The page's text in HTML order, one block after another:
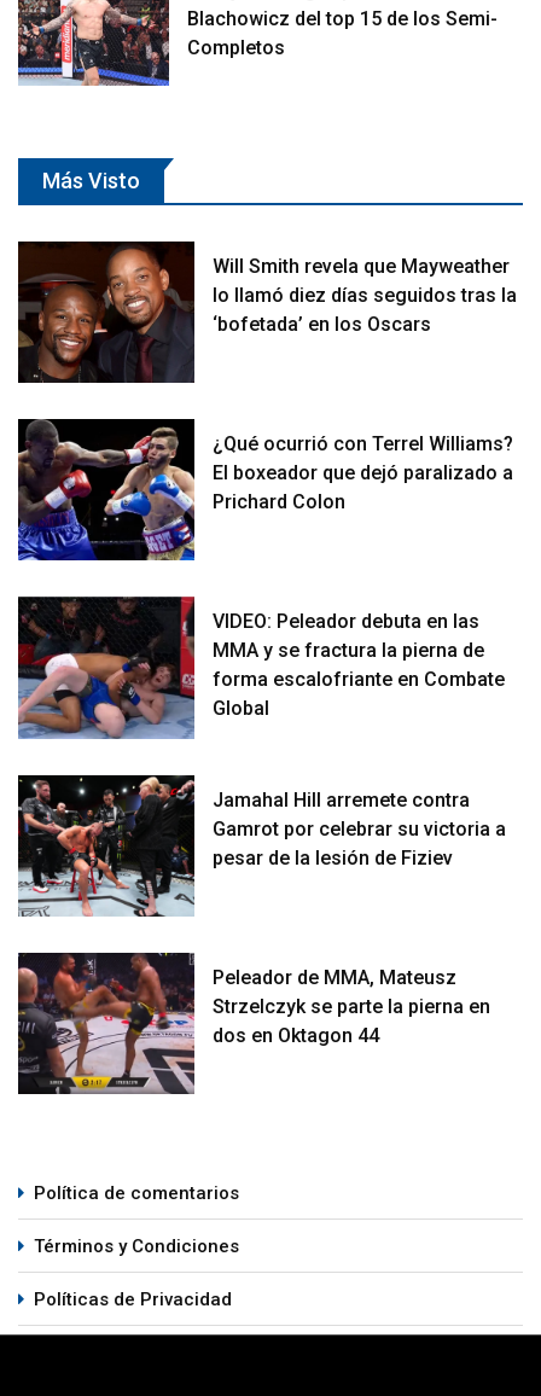
Blachowicz del top 15 de los Semi-
Completos
Más Visto
Will Smith revela que Mayweather
lo llamó diez días seguidos tras la
‘bofetada’ en los Oscars
¿Qué ocurrió con Terrel Williams?
El boxeador que dejó paralizado a
Prichard Colon
VIDEO: Peleador debuta en las
MMA y se fractura la pierna de
forma escalofriante en Combate
Global
Jamahal Hill arremete contra
Gamrot por celebrar su victoria a
pesar de la lesión de Fiziev
Peleador de MMA, Mateusz
Strzelczyk se parte la pierna en
dos en Oktagon 44
Política de comentarios
Términos y Condiciones
Políticas de Privacidad